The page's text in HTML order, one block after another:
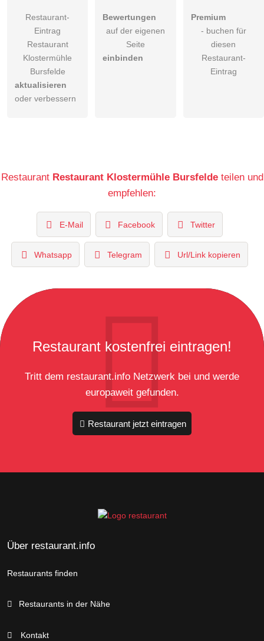
Restaurant-
Eintrag
Restaurant
Klostermühle
Bursfelde
aktualisieren
oder verbessern
Bewertungen
auf der eigenen
Seite
einbinden
Premium
- buchen für
diesen
Restaurant-
Eintrag
Restaurant Restaurant Klostermühle Bursfeldeteilen und
empfehlen:
E-Mail Facebook Twitter
Whatsapp Telegram Url/Link kopieren
Restaurant kostenfrei eintragen!
Tritt dem restaurant.info Netzwerk bei und werde
europaweit gefunden.
Restaurant jetzt eintragen
Über restaurant.info
Restaurants finden
Restaurants in der Nähe
Kontakt